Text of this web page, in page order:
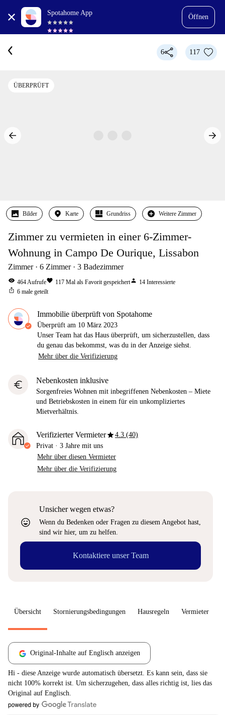
Spotahome App
Öffnen
6 117
ÜBERPRÜFT
Bilder Karte Grundriss Weitere Zimmer
Zimmer zu vermieten in einer 6-Zimmer-
Wohnung in Campo De Ourique, Lissabon
Zimmer 6 Zimmer 3 Badezimmer
visibility 464Aufrufefavorite 117 Mal als Favorit gespeichertperson 14 Interessierte
ios_share 6 male geteilt
Immobilie überprüft von Spotahome
Überprüft am 10 März 2023
Unser Team hat das Haus überprüft, um sicherzustellen, dass
du genau das bekommst, was du in der Anzeige siehst.
Mehr über die Verifizierung
euro Nebenkosten inklusive
Sorgenfreies Wohnen mit inbegriffenen Nebenkosten – Miete
und Betriebskosten in einem für ein unkompliziertes
Mietverhältnis.
Verifizierter Vermieterstar4.3 (40)
Privat · 3 Jahre mit uns
Mehr über diesen Vermieter
Mehr über die Verifizierung
sentiment_very_satisfied
Unsicher wegen etwas?
Wenn du Bedenken oder Fragen zu diesem Angebot hast,
sind wir hier, um zu helfen.
Kontaktiere unser Team
Übersicht Stornierungsbedingungen Hausregeln Vermieter
Original-Inhalte auf Englisch anzeigen
Hi - diese Anzeige wurde automatisch übersetzt. Es kann sein, dass sie
nicht 100% korrekt ist. Um sicherzugehen, dass alles richtig ist, lies das
Original auf Englisch.